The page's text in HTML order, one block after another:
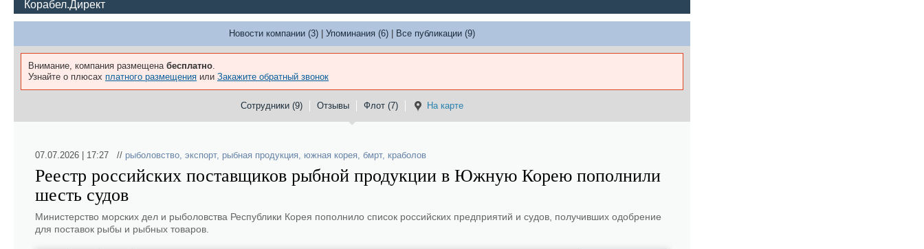
Корабел.Директ
Новости компании (3) Упоминания (6) Все публикации (9)
Внимание, компания размещена бесплатно.
Узнайте о плюсах платного размещения или Закажите обратный звонок
Сотрудники (9) Отзывы Флот (7) На карте
07.07.2026 | 17:27 // рыболовство, экспорт, рыбная продукция, южная корея, бмрт, краболов
Реестр российских поставщиков рыбной продукции в Южную Корею пополнили
шесть судов
Министерство морских дел и рыболовства Республики Корея пополнило список российских предприятий и судов, получивших одобрение
для поставок рыбы и рыбных товаров.